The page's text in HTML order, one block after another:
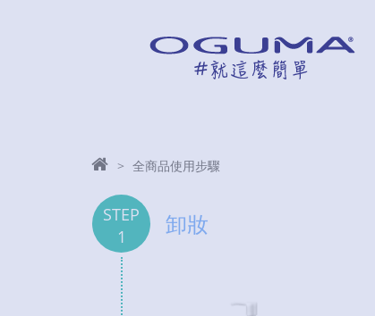
全商品使用步驟
STEP
1
卸妝